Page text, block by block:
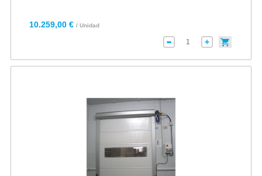
10.259,00 € / Unidad